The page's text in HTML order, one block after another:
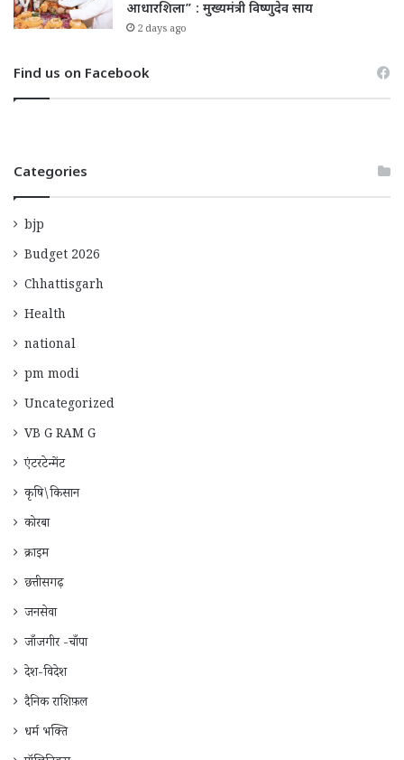
आधारशिला” : मुख्यमंत्री विष्णुदेव साय
2 days ago
Find us on Facebook
Categories
bjp
Budget 2026
Chhattisgarh
Health
national
pm modi
Uncategorized
VB G RAM G
एंटरटेन्मेंट
कृषि\किसान
कोरबा
क्राइम
छत्तीसगढ़
जनसेवा
जाँजगीर -चाँपा
देश-विदेश
दैनिक राशिफ़ल
धर्म भक्ति